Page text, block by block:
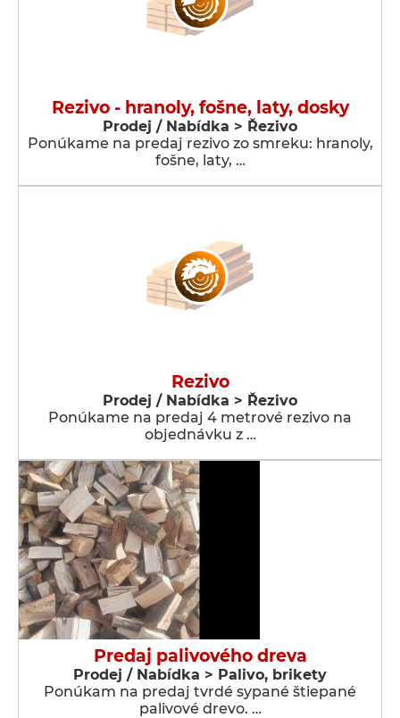
Rezivo - hranoly, fošne, laty, dosky
Prodej / Nabídka > Řezivo
Ponúkame na predaj rezivo zo smreku: hranoly,
fošne, laty, …
Rezivo
Prodej / Nabídka > Řezivo
Ponúkame na predaj 4 metrové rezivo na
objednávku z …
Predaj palivového dreva
Prodej / Nabídka > Palivo, brikety
Ponúkam na predaj tvrdé sypané štiepané
palivové drevo. …